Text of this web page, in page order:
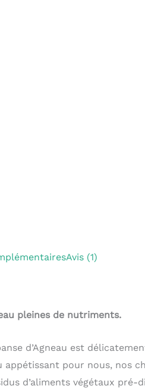
Avis (1)
pleines de nutriments.
d’Agneau est
appétissant pour nous, nos
d’aliments végétaux pré-